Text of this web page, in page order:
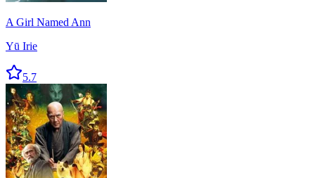
A Girl Named Ann
Yū Irie
5.7